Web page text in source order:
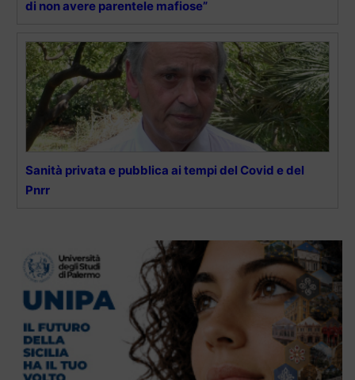
di non avere parentele mafiose”
Sanità privata e pubblica ai tempi del Covid e del
Pnrr